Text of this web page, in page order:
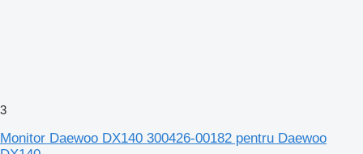
3
Monitor Daewoo DX140 300426-00182 pentru Daewoo